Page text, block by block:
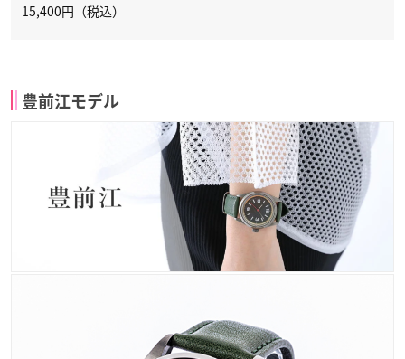
15,400円（税込）
豊前江モデル